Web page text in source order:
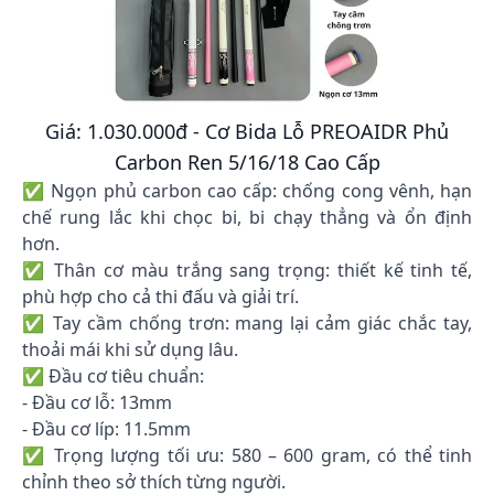
Giá: 1.030.000đ - Cơ Bida Lỗ PREOAIDR Phủ
Carbon Ren 5/16/18 Cao Cấp
✅ Ngọn phủ carbon cao cấp: chống cong vênh, hạn
chế rung lắc khi chọc bi, bi chạy thẳng và ổn định
hơn.
✅ Thân cơ màu trắng sang trọng: thiết kế tinh tế,
phù hợp cho cả thi đấu và giải trí.
✅ Tay cầm chống trơn: mang lại cảm giác chắc tay,
thoải mái khi sử dụng lâu.
✅ Đầu cơ tiêu chuẩn:
- Đầu cơ lỗ: 13mm
- Đầu cơ líp: 11.5mm
✅ Trọng lượng tối ưu: 580 – 600 gram, có thể tinh
chỉnh theo sở thích từng người.